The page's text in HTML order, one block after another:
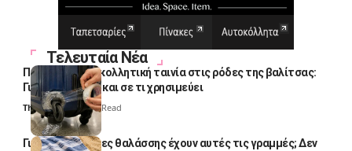
Τελευταία Νέα
Πολλοί βάζουν κολλητική ταινία στις ρόδες της βαλίτσας:
Γιατί το κάνουν και σε τι χρησιμεύει
Thali Ombre4 Min Read
Γιατί οι πετσέτες θαλάσσης έχουν αυτές τις γραμμές; Δεν